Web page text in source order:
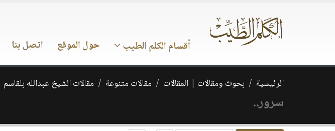
أقسام الكلم الطيب حول الموقع اتصل بنا
الرئيسية بحوث ومقالات | المقالات مقالات متنوعة مقالات الشيخ عبدالله بلقاسم
سرور..